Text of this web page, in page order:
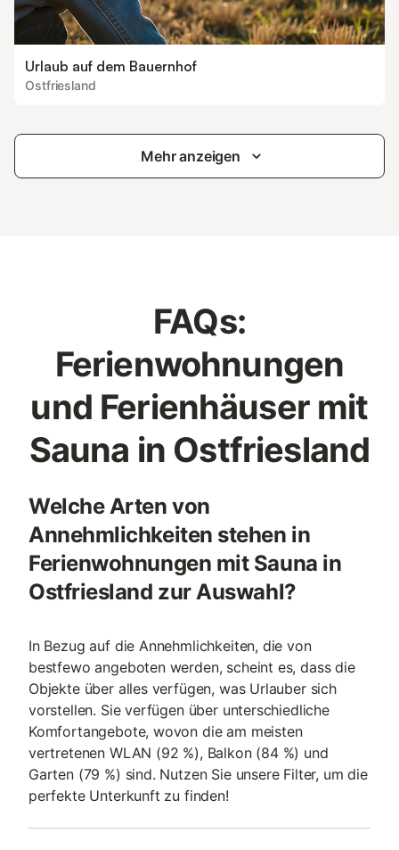
Urlaub auf dem Bauernhof
Ostfriesland
Mehr anzeigen
FAQs:
Ferienwohnungen
und Ferienhäuser mit
Sauna in Ostfriesland
Welche Arten von
Annehmlichkeiten stehen in
Ferienwohnungen mit Sauna in
Ostfriesland zur Auswahl?
In Bezug auf die Annehmlichkeiten, die von
bestfewo angeboten werden, scheint es, dass die
Objekte über alles verfügen, was Urlauber sich
vorstellen. Sie verfügen über unterschiedliche
Komfortangebote, wovon die am meisten
vertretenen WLAN (92 %), Balkon (84 %) und
Garten (79 %) sind. Nutzen Sie unsere Filter, um die
perfekte Unterkunft zu finden!